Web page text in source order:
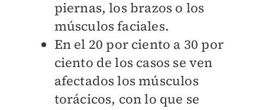
piernas, los brazos o los
músculos faciales.
En el 20 por ciento a 30 por
ciento de los casos se ven
afectados los músculos
torácicos, con lo que se